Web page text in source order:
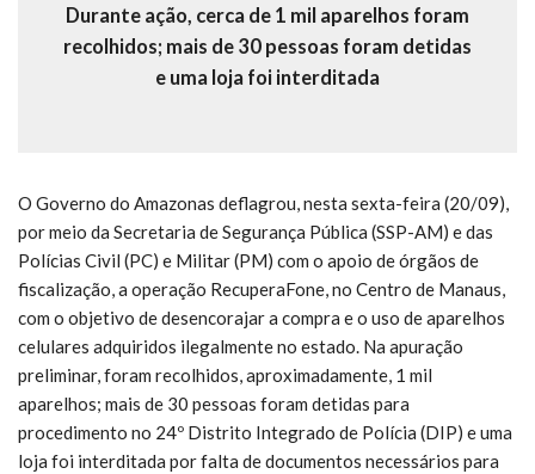
Durante ação, cerca de 1 mil aparelhos foram
recolhidos; mais de 30 pessoas foram detidas
e uma loja foi interditada
O Governo do Amazonas deflagrou, nesta sexta-feira (20/09),
por meio da Secretaria de Segurança Pública (SSP-AM) e das
Polícias Civil (PC) e Militar (PM) com o apoio de órgãos de
fiscalização, a operação RecuperaFone, no Centro de Manaus,
com o objetivo de desencorajar a compra e o uso de aparelhos
celulares adquiridos ilegalmente no estado. Na apuração
preliminar, foram recolhidos, aproximadamente, 1 mil
aparelhos; mais de 30 pessoas foram detidas para
procedimento no 24º Distrito Integrado de Polícia (DIP) e uma
loja foi interditada por falta de documentos necessários para